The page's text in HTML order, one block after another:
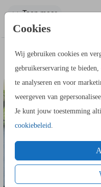
Cookies
Wij gebruiken cookies en
gebruikerservaring te bieden,
te analyseren en voor
weergeven van
Je kunt jouw toestemming
cookiebeleid
Bekijk hier alle
Toon meer
IN DEZELFDE
BESTELLEN